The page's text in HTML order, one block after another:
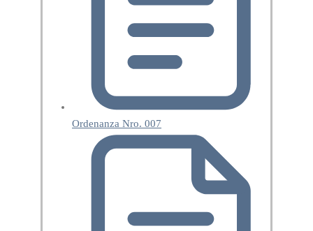
Ordenanza Nro. 007